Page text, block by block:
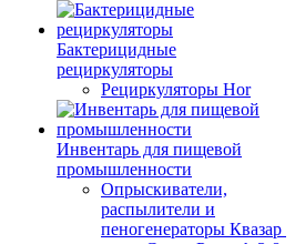
Бактерицидные
рециркуляторы
Рециркуляторы Hor
Инвентарь для пищевой
промышленности
Опрыскиватели,
распылители и
пеногенераторы Квазар